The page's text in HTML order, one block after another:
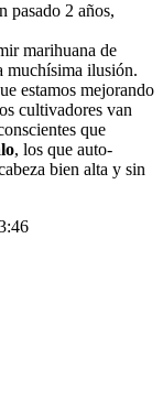
pasado 2 años,
marihuana de
muchísima ilusión.
estamos mejorando
cultivadores van
que
, los que auto-
bien alta y sin